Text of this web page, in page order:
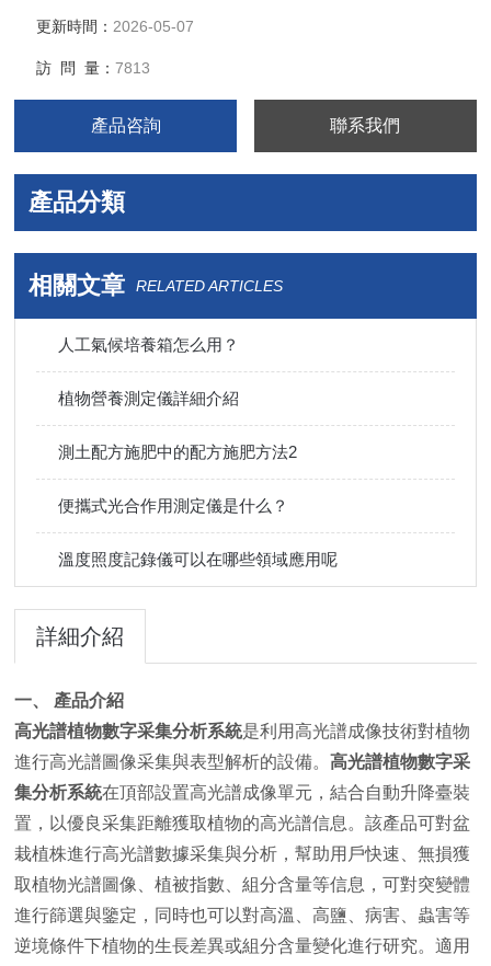
更新時間： 2026-05-07
訪 問 量：7813
產品咨詢 聯系我們
產品分類
相關文章 RELATED ARTICLES
人工氣候培養箱怎么用？
植物營養測定儀詳細介紹
測土配方施肥中的配方施肥方法2
便攜式光合作用測定儀是什么？
溫度照度記錄儀可以在哪些領域應用呢
詳細介紹
一、 產品介紹
高光譜植物數字采集分析系統是利用高光譜成像技術對植物
進行高光譜圖像采集與表型解析的設備。高光譜植物數字采
集分析系統在頂部設置高光譜成像單元，結合自動升降臺裝
置，以優良采集距離獲取植物的高光譜信息。該產品可對盆
栽植株進行高光譜數據采集與分析，幫助用戶快速、無損獲
取植物光譜圖像、植被指數、組分含量等信息，可對突變體
進行篩選與鑒定，同時也可以對高溫、高鹽、病害、蟲害等
逆境條件下植物的生長差異或組分含量變化進行研究。適用